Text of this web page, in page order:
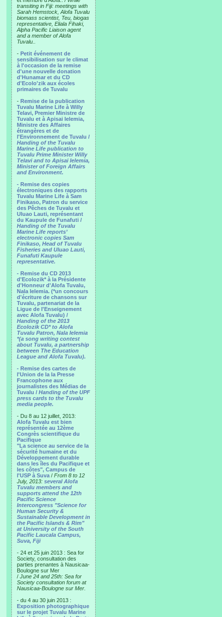
transiting in Fiji: meetings with
Sarah Hemstock, Alofa Tuvalu
biomass scientist, Teu, biogas
representative, Eliala Fihaki,
Alpha Pacific Liaison agent
and a member of Alofa
Tuvalu..
- Petit événement de
sensibilisation sur le climat
à l'occasion de la remise
d'une nouvelle donation
d'Hunamar et du CD
d'Ecolo'zik aux écoles
primaires de Tuvalu
- Remise de la publication
Tuvalu Marine Life à Willy
Telavi, Premier Ministre de
Tuvalu et à Apisai Ielemia,
Ministre des Affaires
étrangères et de
l'Environnement de Tuvalu /
Handing of the Tuvalu
Marine Life publication to
Tuvalu Prime Minister Willy
Telavi and to Apisai Ielemia,
Minister of Foreign Affairs
and Environment.
- Remise des copies
électroniques des rapports
Tuvalu Marine Life à Sam
Finikaso, Patron du service
des Pêches de Tuvalu et
Uluao Lauti, représentant
du Kaupule de Funafuti /
Handing of the Tuvalu
Marine Life reports’
electronic copies Sam
Finikaso, Head of Tuvalu
Fisheries and Uluao Lauti,
Funafuti Kaupule
representative.
- Remise du CD 2013
d'Ecolozik* à la Présidente
d'Honneur d'Alofa Tuvalu,
Nala Ielemia. (*un concours
d'écriture de chansons sur
Tuvalu, partenariat de la
Ligue de l'Enseignement
avec Alofa Tuvalu) /
Handing of the 2013
Ecolozik CD* to Alofa
Tuvalu Patron, Nala Ielemia
*(a song writing contest
about Tuvalu, a partnership
between The Education
League and Alofa Tuvalu).
- Remise des cartes de
l'Union de la la Presse
Francophone aux
journalistes des Médias de
Tuvalu / Handing of the UPF
press cards to the Tuvalu
media people.
- Du 8 au 12 juillet, 2013:
Alofa Tuvalu est bien
représentée au 12ème
Congrès scientifique du
Pacifique
"La science au service de la
sécurité humaine et du
Développement durable
dans les îles du Pacifique et
les côtes", Campus de
l'USP à Suva / From 8 to 12
July, 2013: several Alofa
Tuvalu members and
supports attend the 12th
Pacific Science
Intercongress "Science for
Human Security &
Sustainable Development in
the Pacific Islands & Rim"
at University of the South
Pacific Laucala Campus,
Suva, Fiji
- 24 et 25 juin 2013 : Sea for
Society, consultation des
parties prenantes à Nausicaa-
Boulogne sur Mer
/ June 24 and 25th: Sea for
Society consultation forum at
Nausicaa-Boulogne sur Mer.
- du 4 au 30 juin 2013 :
Exposition photographique
sur le projet Tuvalu Marine